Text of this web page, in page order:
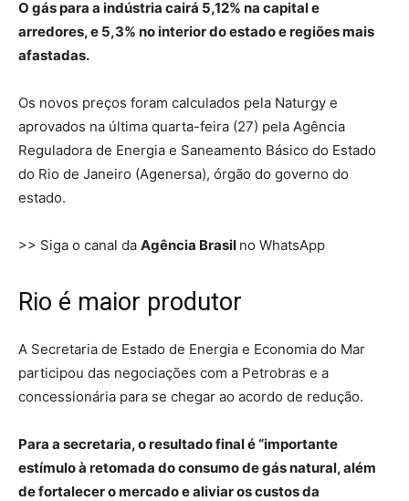
O gás para a indústria cairá 5,12% na capital e
arredores, e 5,3% no interior do estado e regiões mais
afastadas.
Os novos preços foram calculados pela Naturgy e
aprovados na última quarta-feira (27) pela Agência
Reguladora de Energia e Saneamento Básico do Estado
do Rio de Janeiro (Agenersa), órgão do governo do
estado.
>> Siga o canal da Agência Brasil no WhatsApp
Rio é maior produtor
A Secretaria de Estado de Energia e Economia do Mar
participou das negociações com a Petrobras e a
concessionária para se chegar ao acordo de redução.
Para a secretaria, o resultado final é “importante
estímulo à retomada do consumo de gás natural, além
de fortalecer o mercado e aliviar os custos da